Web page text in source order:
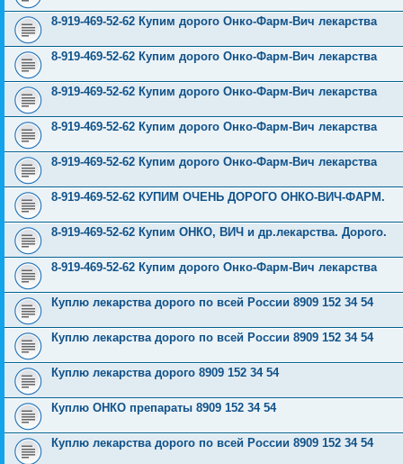
8-919-469-52-62 Купим дорого Онко-Фарм-Вич лекарства
8-919-469-52-62 Купим дорого Онко-Фарм-Вич лекарства
8-919-469-52-62 Купим дорого Онко-Фарм-Вич лекарства
8-919-469-52-62 Купим дорого Онко-Фарм-Вич лекарства
8-919-469-52-62 Купим дорого Онко-Фарм-Вич лекарства
8-919-469-52-62 КУПИМ ОЧЕНЬ ДОРОГО ОНКО-ВИЧ-ФАРМ.
8-919-469-52-62 Купим ОНКО, ВИЧ и др.лекарства. Дорого.
8-919-469-52-62 Купим дорого Онко-Фарм-Вич лекарства
Куплю лекарства дорого по всей России 8909 152 34 54
Куплю лекарства дорого по всей России 8909 152 34 54
Куплю лекарства дорого 8909 152 34 54
Куплю ОНКО препараты 8909 152 34 54
Куплю лекарства дорого по всей России 8909 152 34 54